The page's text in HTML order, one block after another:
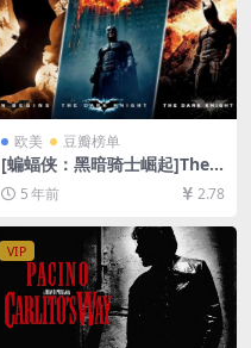
欧美 豆瓣榜单
[蝙蝠侠：黑暗骑士崛起]The
Dark Knight Rises (2012)[百
度网盘+迅雷云盘资源1080P
英字幕]
5 年前 2.78
VIP